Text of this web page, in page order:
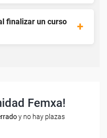
finalizar un curso
Femxa!
y no hay plazas